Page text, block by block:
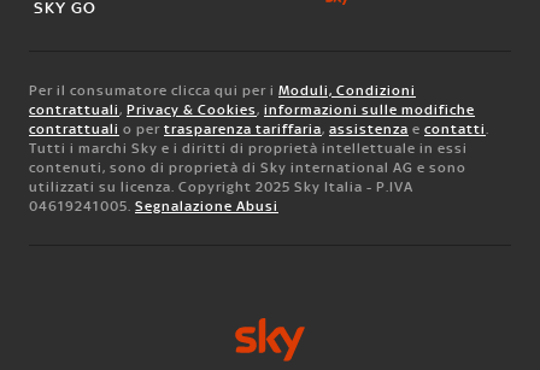
SKY GO
Per il consumatore clicca qui per i Moduli, Condizioni
contrattuali, Privacy & Cookies, informazioni sulle modifiche
contrattuali o per trasparenza tariffaria, assistenza e contatti.
Tutti i marchi Sky e i diritti di proprietà intellettuale in essi
contenuti, sono di proprietà di Sky international AG e sono
utilizzati su licenza. Copyright 2025 Sky Italia - P.IVA
04619241005. Segnalazione Abusi